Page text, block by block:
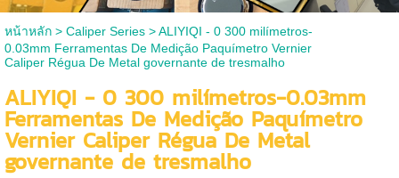
หน้าหลัก> Caliper Series>ALIYIQI - 0 300 milímetros-
0.03mm Ferramentas De Medição Paquímetro Vernier
Caliper Régua De Metal governante de tresmalho
ALIYIQI - 0 300 milímetros-0.03mm
Ferramentas De Medição Paquímetro
Vernier Caliper Régua De Metal
governante de tresmalho